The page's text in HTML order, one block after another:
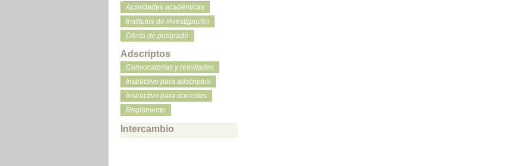
Actividades académicas
Institutos de investigación
Oferta de posgrado
Adscriptos
Convocatorias y resultados
Instructivo para adscriptos
Instructivo para docentes
Reglamento
Intercambio